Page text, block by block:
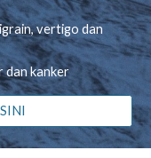
vertigo dan
dan kanker